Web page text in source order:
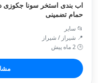
اب بندی استخر سونا جکوزی
حمام تضمینی
📂 سایر
📍 شیراز / شیراز
🕒 2 ماه پیش